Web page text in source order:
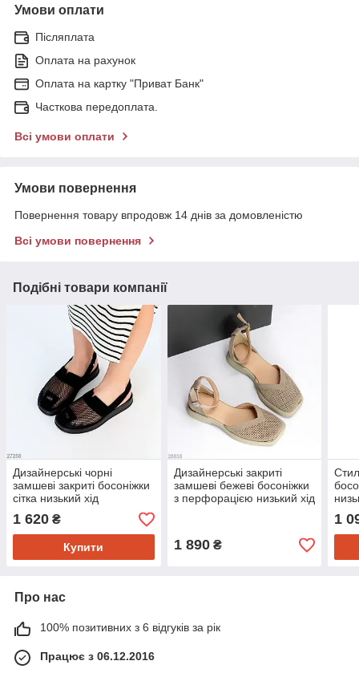
Умови оплати
Післяплата
Оплата на рахунок
Оплата на картку "Приват Банк"
Часткова передоплата.
Всі умови оплати
Умови повернення
Повернення товару впродовж 14 днів за домовленістю
Всі умови повернення
Подібні товари компанії
Дизайнерські чорні
замшеві закриті босоніжки
сітка низький хід
1 620 ₴
Купити
Дизайнерські закриті
замшеві бежеві босоніжки
з перфорацією низький хід
1 890₴
1
Про нас
100% позитивних з 6 відгуків за рік
Працює з 06.12.2016